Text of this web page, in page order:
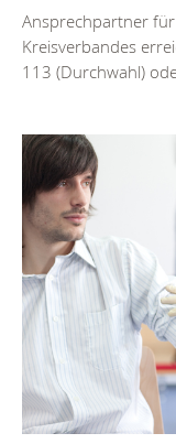
Ansprechpartner
Kreisverbandes
113 (Durchwahl)